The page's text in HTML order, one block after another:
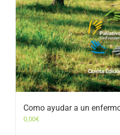
Como ayudar a un
0,00€